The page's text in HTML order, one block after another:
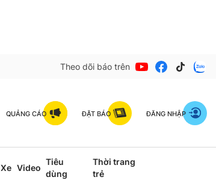
Theo dõi báo trên
QUẢNG CÁO ĐẶT BÁO ĐĂNG NHẬP
Xe Video
Tiêu
dùng
Thời trang
trẻ